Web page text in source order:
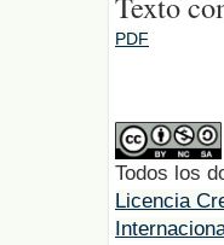
PDF
Todos los
Licencia